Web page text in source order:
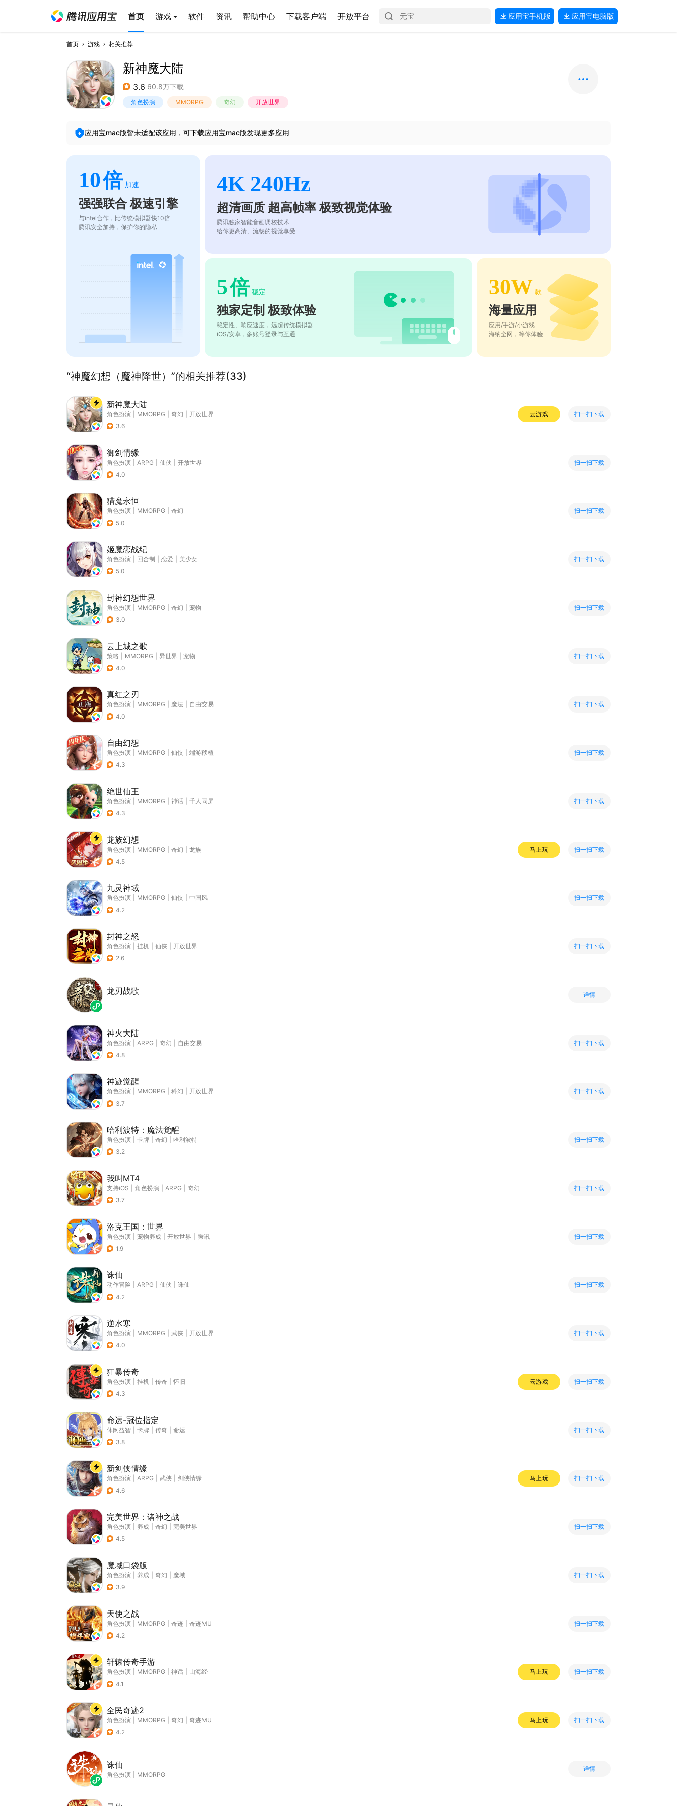
首页 游戏 软件 资讯 帮助中心 下载客户端 开放平台 应用宝手机版 应用宝电脑版
首页 游戏 相关推荐
新神魔大陆
3.6 60.8万下载
角色扮演 MMORPG 奇幻 开放世界
应用宝mac版暂未适配该应用，可下载应用宝mac版发现更多应用
10倍 加速
强强联合 极速引擎
与intel合作，比传统模拟器快10倍
腾讯安全加持，保护你的隐私
4K 240Hz
超清画质 超高帧率 极致视觉体验
腾讯独家智能音画调校技术
给你更高清、流畅的视觉享受
5倍 稳定
独家定制 极致体验
稳定性、响应速度，远超传统模拟器
iOS/安卓，多账号登录与互通
30W 款
海量应用
应用/手游/小游戏
海纳全网，等你体验
“神魔幻想（魔神降世）”的相关推荐(33)
新神魔大陆
角色扮演 MMORPG 奇幻
开放世界
3.6
云游戏 扫一扫下载
御剑情缘
角色扮演 ARPG 仙侠
开放世界
4.0
扫一扫下载
猎魔永恒
角色扮演 MMORPG
奇幻
5.0
扫一扫下载
姬魔恋战纪
角色扮演 回合制 恋爱
美少女
5.0
扫一扫下载
封神幻想世界
角色扮演 MMORPG 奇幻
宠物
3.0
扫一扫下载
云上城之歌
策略 MMORPG 异世界
宠物
4.0
扫一扫下载
真红之刃
角色扮演 MMORPG 魔法
自由交易
4.0
扫一扫下载
自由幻想
角色扮演 MMORPG 仙侠
端游移植
4.3
扫一扫下载
绝世仙王
角色扮演 MMORPG 神话
千人同屏
4.3
扫一扫下载
龙族幻想
角色扮演 MMORPG 奇幻
龙族
4.5
马上玩 扫一扫下载
九灵神域
角色扮演 MMORPG 仙侠
中国风
4.2
扫一扫下载
封神之怒
角色扮演 挂机 仙侠
开放世界
2.6
扫一扫下载
龙刃战歌 详情
神火大陆
角色扮演 ARPG 奇幻
自由交易
4.8
扫一扫下载
神迹觉醒
角色扮演 MMORPG 科幻
开放世界
3.7
扫一扫下载
哈利波特：魔法觉醒
角色扮演 卡牌 奇幻
哈利波特
3.2
扫一扫下载
我叫MT4
支持iOS 角色扮演 ARPG
奇幻
3.7
扫一扫下载
洛克王国：世界
角色扮演 宠物养成 开放世界
腾讯
1.9
扫一扫下载
诛仙
动作冒险 ARPG 仙侠
诛仙
4.2
扫一扫下载
逆水寒
角色扮演 MMORPG 武侠
开放世界
4.0
扫一扫下载
狂暴传奇
角色扮演 挂机 传奇
怀旧
4.3
云游戏 扫一扫下载
命运-冠位指定
休闲益智 卡牌 传奇
命运
3.8
扫一扫下载
新剑侠情缘
角色扮演 ARPG 武侠
剑侠情缘
4.6
马上玩 扫一扫下载
完美世界：诸神之战
角色扮演 养成 奇幻
完美世界
4.5
扫一扫下载
魔域口袋版
角色扮演 养成 奇幻
魔域
3.9
扫一扫下载
天使之战
角色扮演 MMORPG 奇迹
奇迹MU
4.2
扫一扫下载
轩辕传奇手游
角色扮演 MMORPG 神话
山海经
4.1
马上玩 扫一扫下载
全民奇迹2
角色扮演 MMORPG 奇幻
奇迹MU
4.2
马上玩 扫一扫下载
诛仙
角色扮演 MMORPG
详情